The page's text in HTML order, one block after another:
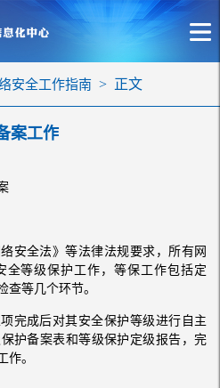
安全工作指南 > 正文
案工作
安全法》等法律法规要求，所有网
全等级保护工作，等保工作包括定
查等几个环节。
完成后对其安全保护等级进行自主
护备案表和等级保护定级报告，完
作。